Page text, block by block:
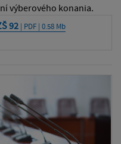
výberového konania.
92 | PDF | 0.58 Mb